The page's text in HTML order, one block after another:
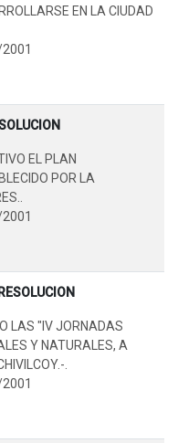
EN LA CIUDAD
EL PLAN
POR LA
LAS "IV JORNADAS
Y NATURALES, A
.